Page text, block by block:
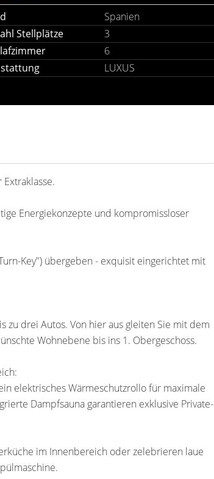
Spanien
Stellplätze
3
6
LUXUS
Energiekonzepte und kompromissloser
Key") übergeben - exquisit eingerichtet mit
zu drei Autos. Von hier aus gleiten Sie mit dem
Wohnebene bis ins 1. Obergeschoss.
elektrisches Wärmeschutzrollo für maximale
Dampfsauna garantieren exklusive Private-
im Innenbereich oder zelebrieren laue